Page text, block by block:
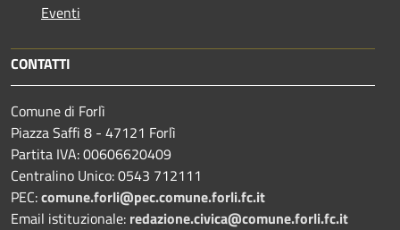
Eventi
CONTATTI
Comune di Forlì
Piazza Saffi 8 - 47121 Forlì
Partita IVA: 00606620409
Centralino Unico: 0543 712111
PEC:comune.forli@pec.comune.forli.fc.it
Email istituzionale: redazione.civica@comune.forli.fc.it